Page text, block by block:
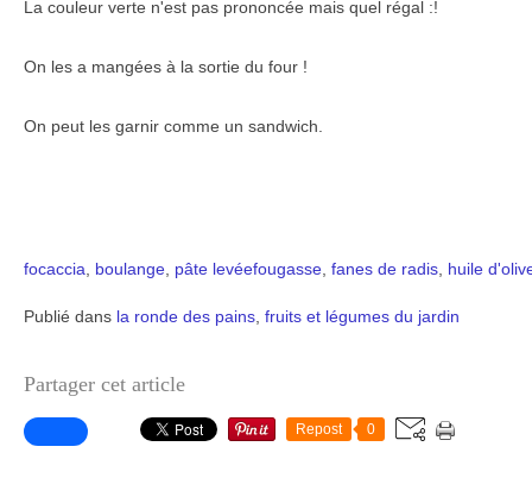
La couleur verte n'est pas prononcée mais quel régal :!
On les a mangées à la sortie du four !
On peut les garnir comme un sandwich.
focaccia boulange pâte levéefougasse fanes de radis huile
Publié dans la ronde des pains fruits et légumes du jardin
Partager cet article
Repost 0